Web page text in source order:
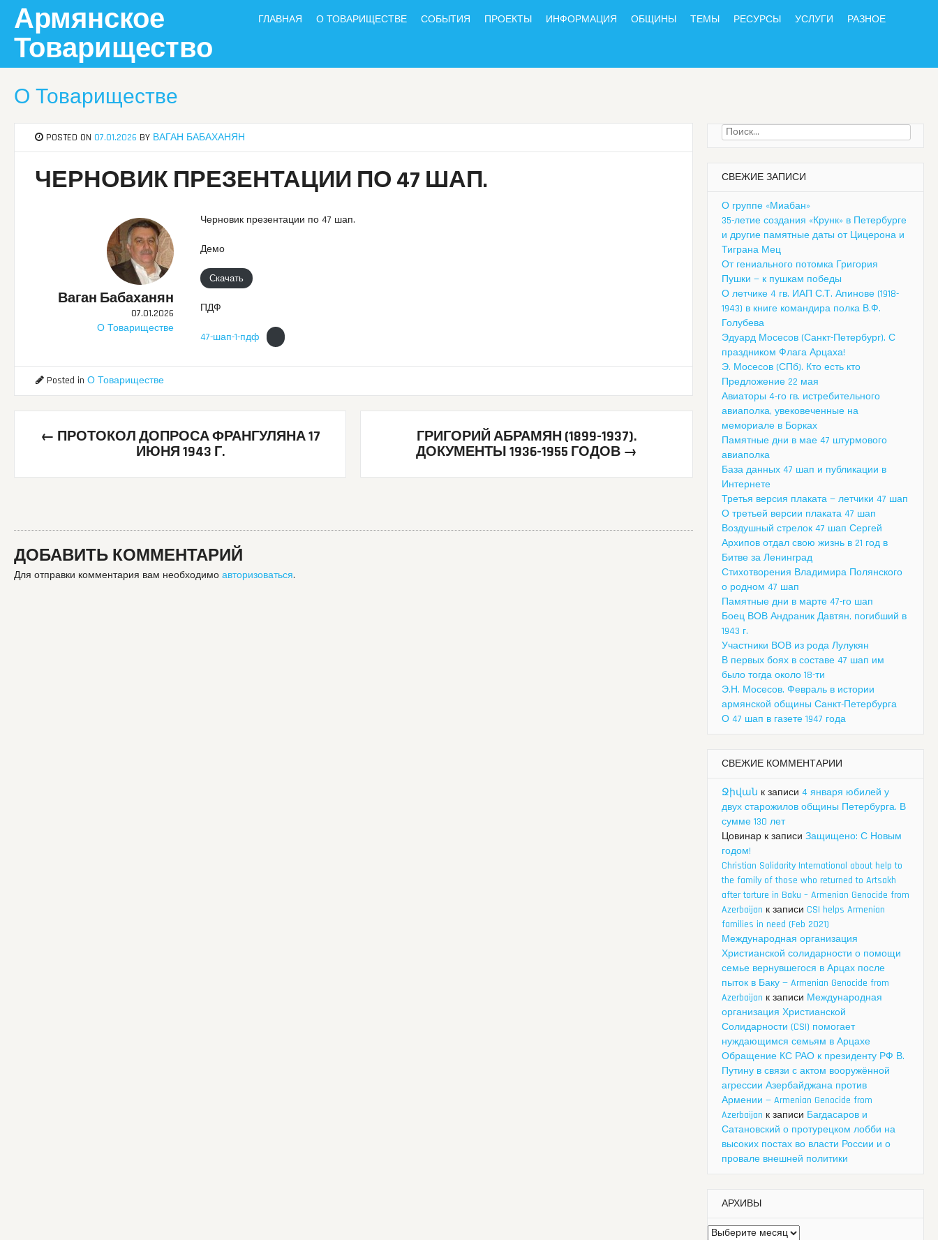
content
Армянское
Товарищество
ГЛАВНАЯ О ТОВАРИЩЕСТВЕ СОБЫТИЯ ПРОЕКТЫ ИНФОРМАЦИЯ ОБЩИНЫ ТЕМЫ РЕСУРСЫ УСЛУГИ РАЗНОЕ
О Товариществе
POSTED ON 07.01.2026 BY ВАГАН БАБАХАНЯН
ЧЕРНОВИК ПРЕЗЕНТАЦИИ ПО 47 ШАП.
Ваган Бабаханян
07.01.2026
О Товариществе
Черновик презентации по 47 шап.
Демо
Скачать
ПДФ
47-шап-1-пдф
Posted in О Товариществе
Post
← ПРОТОКОЛ ДОПРОСА ФРАНГУЛЯНА 17
ИЮНЯ 1943 Г.
ГРИГОРИЙ АБРАМЯН (1899-1937).
ДОКУМЕНТЫ 1936-1955 ГОДОВ →
ДОБАВИТЬ КОММЕНТАРИЙ
Для отправки комментария вам необходимо авторизоваться.
Найти:
СВЕЖИЕ ЗАПИСИ
О группе «Миабан»
35-летие создания «Крунк» в Петербурге
и другие памятные даты от Цицерона и
Тиграна Мец
От гениального потомка Григория
Пушки — к пушкам победы
О летчике 4 гв. ИАП С.Т. Апинове (1918-
1943) в книге командира полка В.Ф.
Голубева
Эдуард Мосесов (Санкт-Петербург). С
праздником Флага Арцаха!
Э. Мосесов (СПб). Кто есть кто
Предложение 22 мая
Авиаторы 4-го гв. истребительного
авиаполка, увековеченные на
мемориале в Борках
Памятные дни в мае 47 штурмового
авиаполка
База данных 47 шап и публикации в
Интернете
Третья версия плаката — летчики 47 шап
О третьей версии плаката 47 шап
Воздушный стрелок 47 шап Сергей
Архипов отдал свою жизнь в 21 год в
Битве за Ленинград
Стихотворения Владимира Полянского
о родном 47 шап
Памятные дни в марте 47-го шап
Боец ВОВ Андраник Давтян, погибший в
1943 г.
Участники ВОВ из рода Лулукян
В первых боях в составе 47 шап им
было тогда около 18-ти
Э.Н. Мосесов. Февраль в истории
армянской общины Санкт-Петербурга
О 47 шап в газете 1947 года
СВЕЖИЕ КОММЕНТАРИИ
Ջիվան к записи 4 января юбилей у
двух старожилов общины Петербурга. В
сумме 130 лет
Цовинар к записи Защищено: С Новым
годом!
Christian Solidarity International about help to
the family of those who returned to Artsakh
after torture in Baku – Armenian Genocide from
Azerbaijan к записи CSI helps Armenian
families in need (Feb 2021)
Международная организация
Христианской солидарности о помощи
семье вернувшегося в Арцах после
пыток в Баку — Armenian Genocide from
Azerbaijan к записи Международная
организация Христианской
Солидарности (CSI) помогает
нуждающимся семьям в Арцахе
Обращение КС РАО к президенту РФ В.
Путину в связи с актом вооружённой
агрессии Азербайджана против
Армении — Armenian Genocide from
Azerbaijan к записи Багдасаров и
Сатановский о протурецком лобби на
высоких постах во власти России и о
провале внешней политики
АРХИВЫ
Архивы